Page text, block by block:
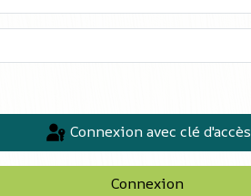
Connexion avec clé d'accès
Connexion